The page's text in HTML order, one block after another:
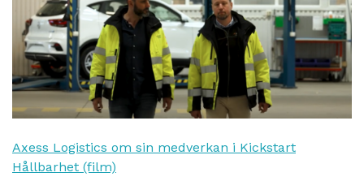
Axess Logistics om sin medverkan i Kickstart
Hållbarhet (film)